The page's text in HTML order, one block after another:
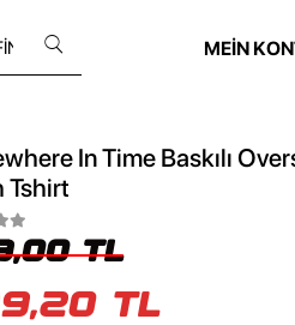
MEİN
In Time Baskılı
Tshirt
TL
TL